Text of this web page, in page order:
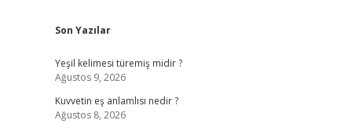
Sidebar
Son Yazılar
Yeşil kelimesi türemiş midir ?
Ağustos 9, 2026
Kuvvetin eş anlamlısı nedir ?
Ağustos 8, 2026